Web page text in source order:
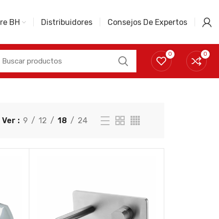
BH Distribuidores Consejos De Expertos
0 0
Ver 9 12 18 24